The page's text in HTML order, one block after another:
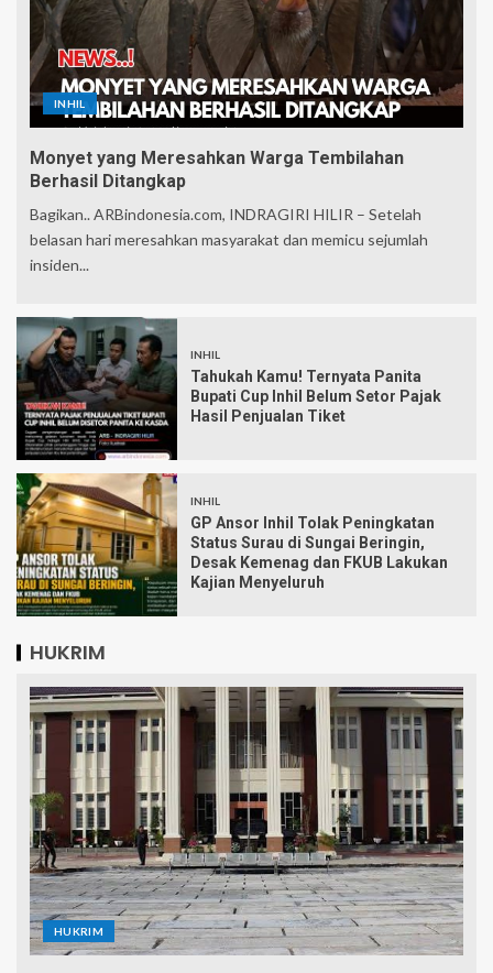
INHIL
Monyet yang Meresahkan Warga Tembilahan
Berhasil Ditangkap
Bagikan.. ARBindonesia.com, INDRAGIRI HILIR – Setelah
belasan hari meresahkan masyarakat dan memicu sejumlah
insiden...
INHIL
Tahukah Kamu! Ternyata Panita
Bupati Cup Inhil Belum Setor Pajak
Hasil Penjualan Tiket
INHIL
GP Ansor Inhil Tolak Peningkatan
Status Surau di Sungai Beringin,
Desak Kemenag dan FKUB Lakukan
Kajian Menyeluruh
HUKRIM
HUKRIM